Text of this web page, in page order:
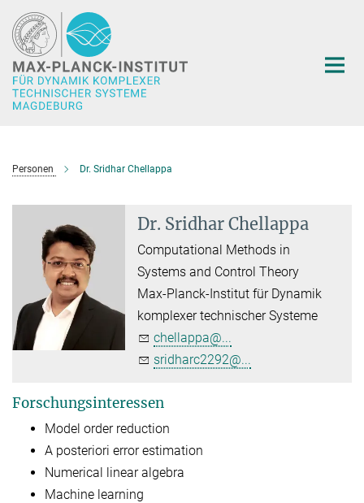
Hauptinhalt
Personen Dr. Sridhar Chellappa
Dr. Sridhar Chellappa
Computational Methods in
Systems and Control Theory
Max-Planck-Institut für Dynamik
komplexer technischer Systeme
chellappa@...
sridharc2292@...
Forschungsinteressen
Model order reduction
A posteriori error estimation
Numerical linear algebra
Machine learning